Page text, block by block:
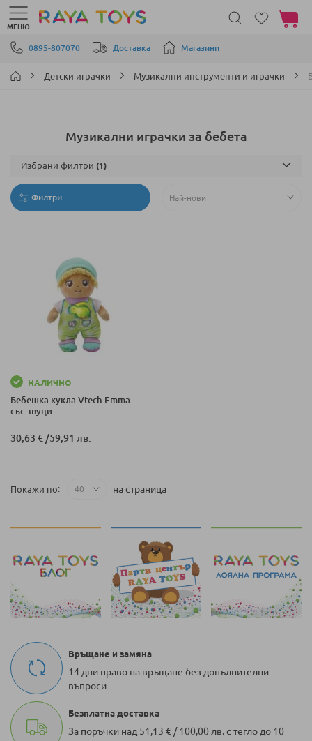
Прескачане към съдържанието
0895-807070 Доставка Магазини
МЕНЮ
Моята
Детски играчки Музикални инструменти и играчки
Музикални играчки за бебета
Филтри
НАЛИЧНО
Бебешка кукла Vtech Emma
със звуци
30,63 € /59,91 лв.
Покажи по на страница
Избрани филтри
Връщане и замяна
14 дни право на връщане без допълнителни
въпроси
Безплатна доставка
За поръчки над 51,13 € / 100,00 лв. с тегло до 10